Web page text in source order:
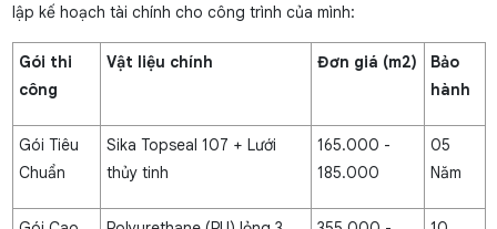
lập kế hoạch tài chính cho công trình của mình:
Gói thi
công
Vật liệu chính Đơn giá (m2)
Bảo
hành
Gói Tiêu
Chuẩn
Sika Topseal 107 + Lưới
thủy tinh
165.000 -
185.000
05
Năm